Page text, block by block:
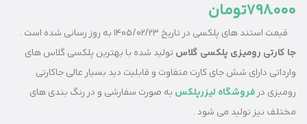
در
مشتری
798.000تومان
قیمت استند های پلکسی در تاریخ 1405/02/23 به روز رسانی شده است .
جا کارتی رومیزی پلکسی گلاس تولید شده با بهترین پلکسی گلاس های
وارداتی دارای شش جای کارت متفاوت و قابلیت دید بسیار عالی جاکارتی
رومیزی در فروشگاه لیزرپلکس به صورت سفارشی و در رنگ بندی های
مختلف نیز تولید می شود .